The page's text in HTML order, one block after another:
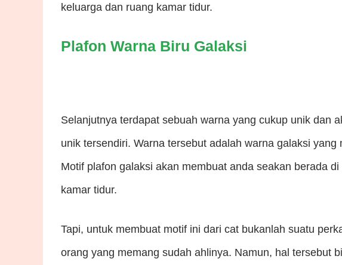
keluarga dan ruang kamar tidur.
Plafon Warna Biru Galaksi
Selanjutnya terdapat sebuah warna yang cukup unik dan
unik tersendiri. Warna tersebut adalah warna galaksi
Motif plafon galaksi akan membuat anda seakan berada
kamar tidur.
Tapi, untuk membuat motif ini dari cat bukanlah suatu
orang yang memang sudah ahlinya. Namun, hal tersebut